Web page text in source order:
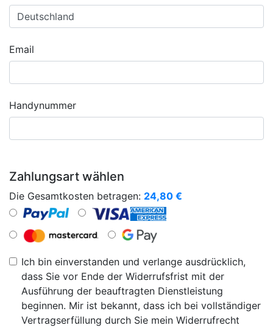
Email
Handynummer
Zahlungsart wählen
Die Gesamtkosten betragen: 24,80 €
Ich bin einverstanden und verlange ausdrücklich,
dass Sie vor Ende der Widerrufsfrist mit der
Ausführung der beauftragten Dienstleistung
beginnen. Mir ist bekannt, dass ich bei vollständiger
Vertragserfüllung durch Sie mein Widerrufrecht